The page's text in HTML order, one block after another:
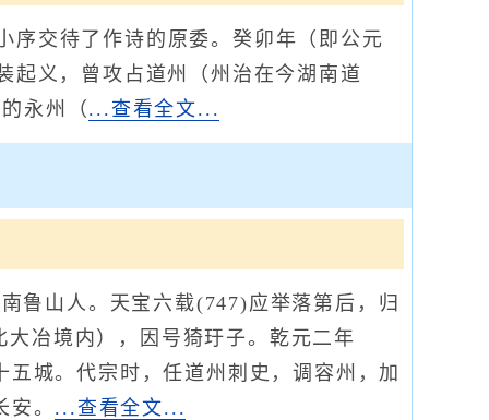
交待了作诗的原委。癸卯年（即公元
起义，曾攻占道州（州治在今湖南道
永州（...查看全文...
山人。天宝六载(747)应举落第后，归
冶境内），因号猗玗子。乾元二年
城。代宗时，任道州刺史，调容州，加
。 ...查看全文...